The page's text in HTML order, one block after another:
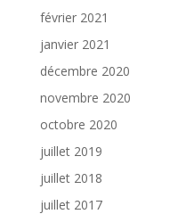
février 2021
janvier 2021
décembre 2020
novembre 2020
octobre 2020
juillet 2019
juillet 2018
juillet 2017